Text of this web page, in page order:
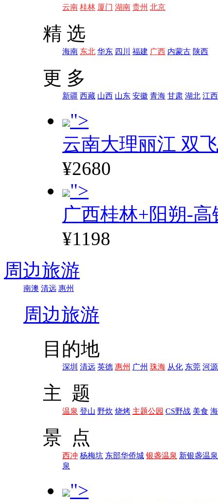
云南 桂林 厦门 湖南 贵州 北京
精 选
海南 东北 华东 四川 福建 广西 内蒙古 陕西
更 多
新疆 西藏 山西 山东 安徽 青海 甘肃 湖北 江西
">
云南大理丽江 双
¥2680
">
广西桂林+阳朔-高
¥1198
周边旅游
南澳 清远 惠州
周边旅游
目的地
深圳 清远 英德 惠州 广州 珠海 从化 东莞 河源
主 题
温泉 登山 野炊 烧烤 主题公园 CS野战 美食
景 点
西冲 杨梅坑 东部华侨城 银盏温泉 新银盏温泉
泉
">